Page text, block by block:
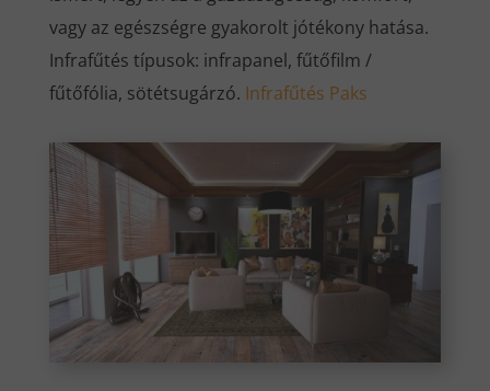
vagy az egészségre gyakorolt jótékony hatása.
Infrafűtés típusok: infrapanel, fűtőfilm /
fűtőfólia, sötétsugárzó. Infrafűtés Paks